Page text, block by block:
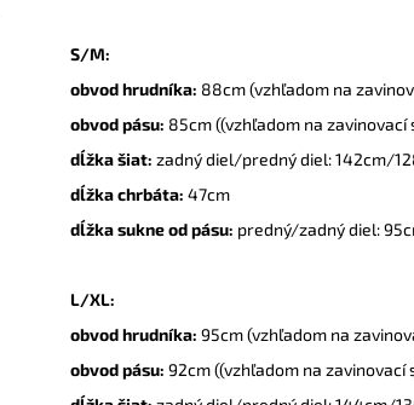
S/M:
obvod hrudníka: 88cm (vzhľadom na
obvod pásu: 85cm ((vzhľadom na
dĺžka šiat: zadný diel/predný diel: 142cm/
dĺžka chrbáta: 47cm
dĺžka sukne od pásu: predný/zadný diel:
L/XL:
obvod hrudníka: 95cm (vzhľadom na
obvod pásu: 92cm ((vzhľadom na